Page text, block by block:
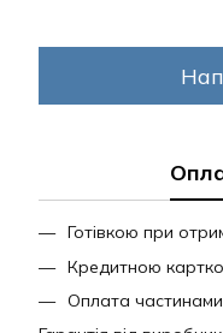
Готівкою при
Кредитною
Оплата